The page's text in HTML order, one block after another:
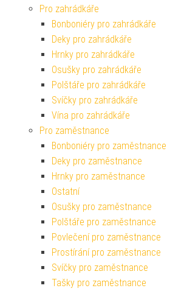
Pro zahrádkáře
Bonboniéry pro zahrádkáře
Deky pro zahrádkáře
Hrnky pro zahrádkáře
Osušky pro zahrádkáře
Polštáře pro zahrádkáře
Svíčky pro zahrádkáře
Vína pro zahrádkáře
Pro zaměstnance
Bonboniéry pro zaměstnance
Deky pro zaměstnance
Hrnky pro zaměstnance
Ostatní
Osušky pro zaměstnance
Polštáře pro zaměstnance
Povlečení pro zaměstnance
Prostírání pro zaměstnance
Svíčky pro zaměstnance
Tašky pro zaměstnance